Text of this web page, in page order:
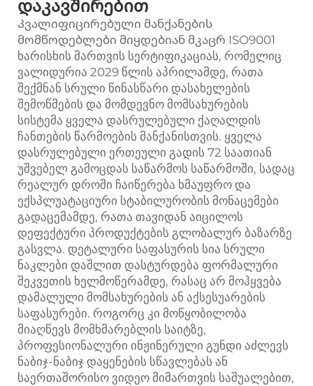
დაკავშირებით
Კვალიფიცირებული მანქანების
მომწოდებლები მიყდებიან მკაცრ ISO9001
ხარისხის მართვის სერტიფიკაციას, რომელიც
ვალიდურია 2029 წლის აპრილამდე, რათა
შექმნან სრული წინასწარი დასახელების
შემოწმების და მომდევნო მომსახურების
სისტემა ყველა დასრულებული ქაღალდის
ჩანთების წარმოების მანქანისთვის. ყველა
დასრულებული ერთეული გადის 72 საათიან
უშვებელ გამოცდას საწარმოს საწარმოში, სადაც
რეალურ დროში ჩაიწერება ხმაუფრო და
ექსპლუატაციური სტაბილურობის მონაცემები
გადაცემამდე, რათა თავიდან აიცილოს
დეფექტური პროდუქტების გლობალურ ბაზარზე
გასვლა. დეტალური საფასურის სია სრული
ნაკლები დაშლით დასტურდება ფორმალური
შეკვეთის ხელმოწერამდე, რასაც არ მოჰყვება
დამალული მომსახურების ან აქსესუარების
საფასურები. როგორც კი მოწყობილობა
მიაღწევს მომხმარებლის საიტზე,
პროფესიონალური ინჟინერული გუნდი აძლევს
ნაბიჯ-ნაბიჯ დაყენების სწავლებას ან
საერთაშორისო ვიდეო მიმართვის საშუალებით,